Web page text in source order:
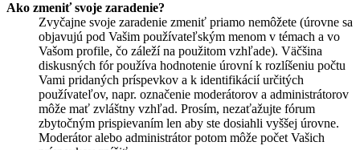
Ako zmeniť svoje zaradenie?
Zvyčajne svoje zaradenie zmeniť priamo nemôžete (úrovne sa
objavujú pod Vašim používateľským menom v témach a vo
Vašom profile, čo záleží na použitom vzhľade). Väčšina
diskusných fór používa hodnotenie úrovní k rozlíšeniu počtu
Vami pridaných príspevkov a k identifikácií určitých
používateľov, napr. označenie moderátorov a administrátorov
môže mať zvláštny vzhľad. Prosím, nezaťažujte fórum
zbytočným prispievaním len aby ste dosiahli vyššej úrovne.
Moderátor alebo administrátor potom môže počet Vašich